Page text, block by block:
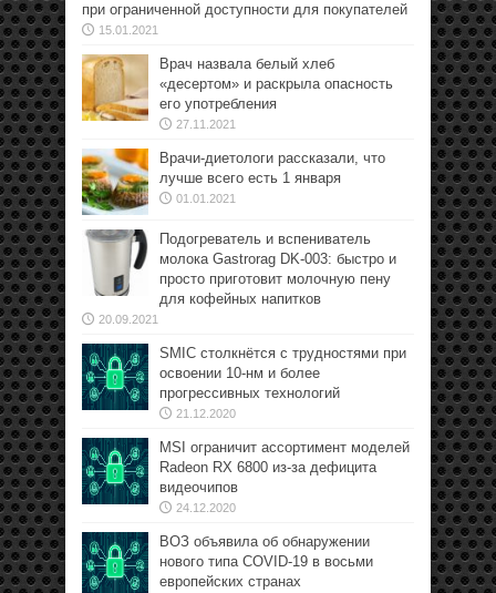
при ограниченной доступности для покупателей
15.01.2021
Врач назвала белый хлеб
«десертом» и раскрыла опасность
его употребления
27.11.2021
Врачи-диетологи рассказали, что
лучше всего есть 1 января
01.01.2021
Подогреватель и вспениватель
молока Gastrorag DK-003: быстро и
просто приготовит молочную пену
для кофейных напитков
20.09.2021
SMIC столкнётся с трудностями при
освоении 10-нм и более
прогрессивных технологий
21.12.2020
MSI ограничит ассортимент моделей
Radeon RX 6800 из-за дефицита
видеочипов
24.12.2020
ВОЗ объявила об обнаружении
нового типа COVID-19 в восьми
европейских странах